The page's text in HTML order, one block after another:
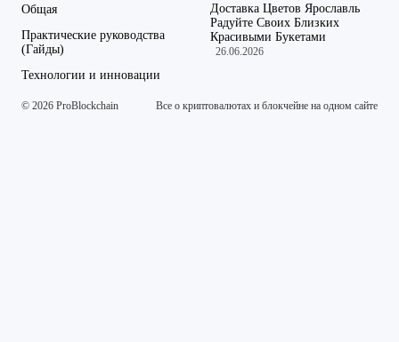
Общая
Практические руководства
(Гайды)
Технологии и инновации
Доставка Цветов Ярославль
Радуйте Своих Близких
Красивыми Букетами
26.06.2026
© 2026 ProBlockchain Все о криптовалютах и блокчейне на одном сайте